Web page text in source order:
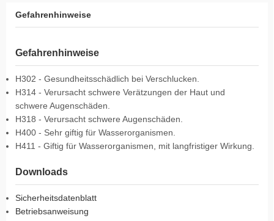
Gefahrenhinweise
Gefahrenhinweise
H302 - Gesundheitsschädlich bei Verschlucken.
H314 - Verursacht schwere Verätzungen der Haut und
schwere Augenschäden.
H318 - Verursacht schwere Augenschäden.
H400 - Sehr giftig für Wasserorganismen.
H411 - Giftig für Wasserorganismen, mit langfristiger Wirkung.
Downloads
Sicherheitsdatenblatt
Betriebsanweisung